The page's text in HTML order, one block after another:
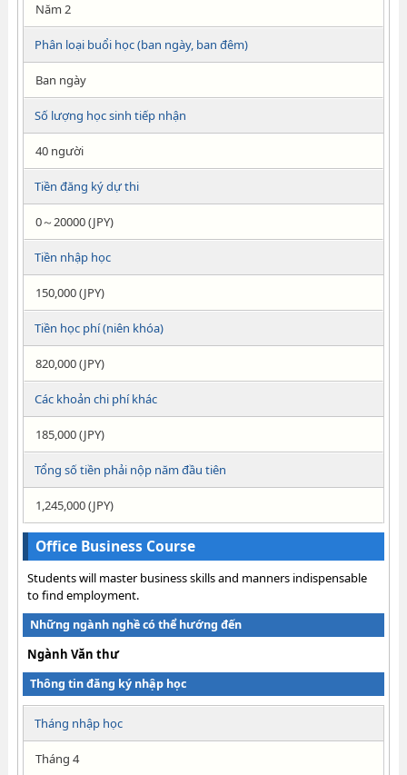
Năm 2
Phân loại buổi học (ban ngày, ban đêm)
Ban ngày
Số lượng học sinh tiếp nhận
40 người
Tiền đăng ký dự thi
0～20000 (JPY)
Tiền nhập học
150,000 (JPY)
Tiền học phí (niên khóa)
820,000 (JPY)
Các khoản chi phí khác
185,000 (JPY)
Tổng số tiền phải nộp năm đầu tiên
1,245,000 (JPY)
Office Business Course
Students will master business skills and manners indispensable
to find employment.
Những ngành nghề có thể hướng đến
Ngành Văn thư
Thông tin đăng ký nhập học
Tháng nhập học
Tháng 4